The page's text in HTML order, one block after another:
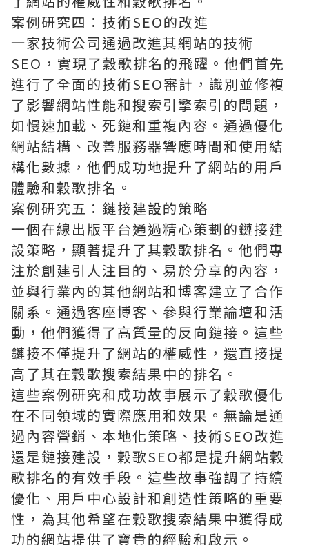
案例研究四：技術SEO的改進
一家技術公司通過改進其網站的技術
SEO，實現了穀歌排名的飛躍。他們首先
進行了全面的技術SEO審計，識別並修複
了影響網站性能和搜索引擎索引的問題，
如慢速加載、死鏈和重複內容。通過優化
網站結構、改善服務器響應時間和使用結
構化數據，他們成功地提升了網站的用戶
體驗和穀歌排名。
案例研究五：鏈接建設的策略
一個在線出版平台通過精心策劃的鏈接建
設策略，顯著提升了其穀歌排名。他們專
注於創建引人注目的、易於分享的內容，
並與行業內的其他網站和博客建立了合作
關系。通過客座博客、參與行業論壇和活
動，他們獲得了高質量的反向鏈接。這些
鏈接不僅提升了網站的權威性，還直接提
高了其在穀歌搜索結果中的排名。
這些案例研究和成功故事展示了穀歌優化
在不同領域的實際應用和效果。無論是通
過內容營銷、本地化策略、技術SEO改進
還是鏈接建設，穀歌SEO都是提升網站穀
歌排名的有效手段。這些故事強調了持續
優化、用戶中心設計和創造性策略的重要
性，為其他希望在穀歌搜索結果中獲得成
功的網站提供了寶貴的經驗和啟示。